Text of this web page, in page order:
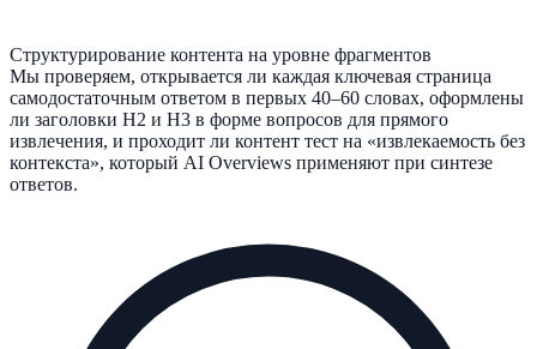
Структурирование контента на уровне фрагментов
Мы проверяем, открывается ли каждая ключевая страница
самодостаточным ответом в первых 40–60 словах, оформлены
ли заголовки H2 и H3 в форме вопросов для прямого
извлечения, и проходит ли контент тест на «извлекаемость без
контекста», который AI Overviews применяют при синтезе
ответов.